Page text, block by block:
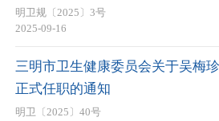
明卫规〔2025〕3号
2025-09-16
三明市卫生健康委员会关于吴梅
正式任职的通知
明卫〔2025〕40号